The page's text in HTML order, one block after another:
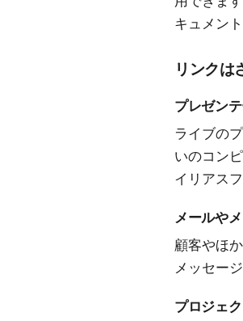
キュメン
リンクは
プレゼン
ライブの
いのコン
イリアス
メールや
顧客やほ
メッセー
プロジェ